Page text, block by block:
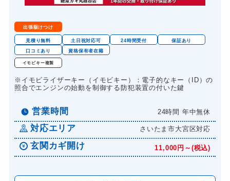
出張駆けつけ
見積り無料 土日祝対応可 24時間受付
保証あり
口コミあり
資格保有者在籍
イモビキー複製
※イモビライザーキー（イモビキー）：電子的なキー（ID）の
照合でエンジンの始動を制御する防犯装置の付いた鍵
営業時間 24時間 年中無休
対応エリア さいたま市大宮区対応
玄関カギ開け 11,000円～(税込)